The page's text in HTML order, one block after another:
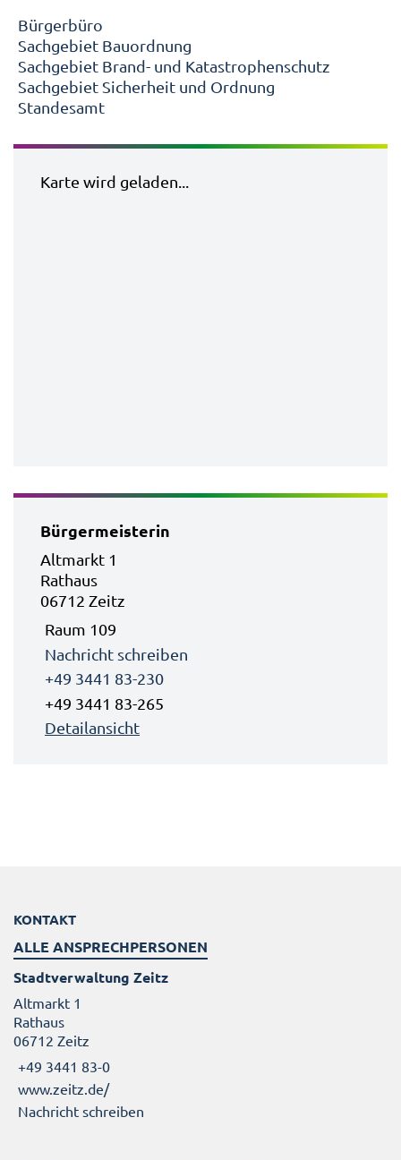
Bürgerbüro
Sachgebiet Bauordnung
Sachgebiet Brand- und Katastrophenschutz
Sachgebiet Sicherheit und Ordnung
Standesamt
Karte wird geladen...
Bürgermeisterin
Altmarkt 1
Rathaus
06712 Zeitz
Raum 109
Nachricht schreiben
+49 3441 83-230
+49 3441 83-265
Detailansicht
KONTAKT
ALLE ANSPRECHPERSONEN
Stadtverwaltung Zeitz
Altmarkt 1
Rathaus
06712 Zeitz
+49 3441 83-0
www.zeitz.de/
Nachricht schreiben